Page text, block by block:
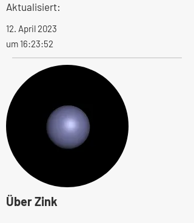
Aktualisiert:
12. April 2023
um 16:23:52
Über Zink